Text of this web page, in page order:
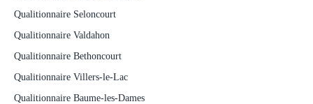
Qualitionnaire Seloncourt
Qualitionnaire Valdahon
Qualitionnaire Bethoncourt
Qualitionnaire Villers-le-Lac
Qualitionnaire Baume-les-Dames